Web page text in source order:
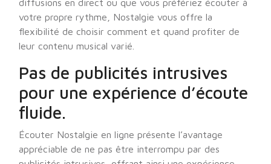
diffusions en direct ou que vous préfériez écouter à
votre propre rythme, Nostalgie vous offre la
flexibilité de choisir comment et quand profiter de
leur contenu musical varié.
Pas de publicités intrusives
pour une expérience d’écoute
fluide.
Écouter Nostalgie en ligne présente l’avantage
appréciable de ne pas être interrompu par des